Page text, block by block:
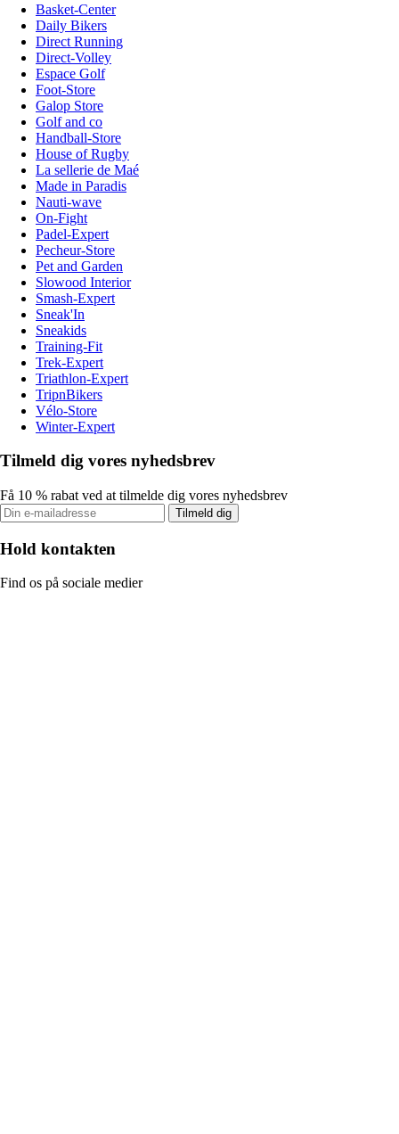
Basket-Center
Daily Bikers
Direct Running
Direct-Volley
Espace Golf
Foot-Store
Galop Store
Golf and co
Handball-Store
House of Rugby
La sellerie de Maé
Made in Paradis
Nauti-wave
On-Fight
Padel-Expert
Pecheur-Store
Pet and Garden
Slowood Interior
Smash-Expert
Sneak'In
Sneakids
Training-Fit
Trek-Expert
Triathlon-Expert
TripnBikers
Vélo-Store
Winter-Expert
Tilmeld dig vores nyhedsbrev
Få 10 % rabat ved at tilmelde dig vores nyhedsbrev
Tilmeld dig
Hold kontakten
Find os på sociale medier